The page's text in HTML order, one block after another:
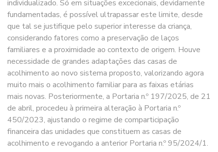
individualizado. Só em situações excecionais, devidamente
fundamentadas, é possível ultrapassar este limite, desde
que tal se justifique pelo superior interesse da criança,
considerando fatores como a preservação de laços
familiares e a proximidade ao contexto de origem. Houve
necessidade de grandes adaptações das casas de
acolhimento ao novo sistema proposto, valorizando agora
muito mais o acolhimento familiar para as faixas etárias
mais novas. Posteriormente, a Portaria n.º 197/2025, de 21
de abril, procedeu à primeira alteração à Portaria n.º
450/2023, ajustando o regime de comparticipação
financeira das unidades que constituem as casas de
acolhimento e revogando a anterior Portaria n.º 95/2024/1.